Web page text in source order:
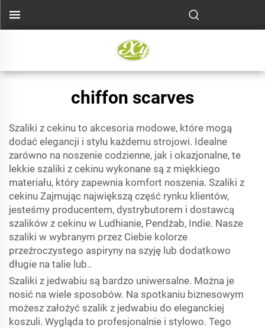
chiffon scarves
Szaliki z cekinu to akcesoria modowe, które mogą
dodać elegancji i stylu każdemu strojowi. Idealne
zarówno na noszenie codzienne, jak i okazjonalne, te
lekkie szaliki z cekinu wykonane są z miękkiego
materiału, który zapewnia komfort noszenia. Szaliki z
cekinu Zajmując największą część rynku klientów,
jesteśmy producentem, dystrybutorem i dostawcą
szalików z cekinu w Ludhianie, Pendżab, Indie. Nasze
szaliki w wybranym przez Ciebie kolorze
przeźroczystego aspiryny na szyję lub dodatkowo
długie na talie lub..
Szaliki z jedwabiu są bardzo uniwersalne. Można je
nosić na wiele sposobów. Na spotkaniu biznesowym
możesz założyć szalik z jedwabiu do eleganckiej
koszuli. Wygląda to profesjonalnie i stylowo. Tego